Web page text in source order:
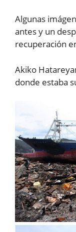
Algunas
antes y un
recuperación
Akiko
donde estaba